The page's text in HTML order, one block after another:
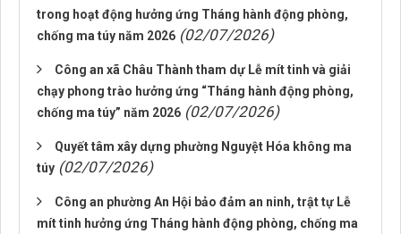
trong hoạt động hưởng ứng Tháng hành động phòng,
chống ma túy năm 2026 (02/07/2026)
Công an xã Châu Thành tham dự Lễ mít tinh và giải
chạy phong trào hưởng ứng “Tháng hành động phòng,
chống ma túy” năm 2026 (02/07/2026)
Quyết tâm xây dựng phường Nguyệt Hóa không ma
túy (02/07/2026)
Công an phường An Hội bảo đảm an ninh, trật tự Lễ
mít tinh hưởng ứng Tháng hành động phòng, chống ma